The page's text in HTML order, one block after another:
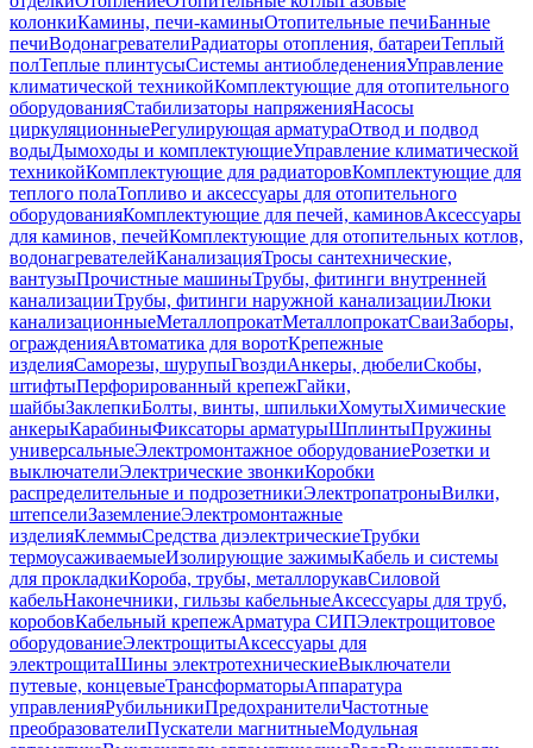
колонкиКамины, печи-каминыОтопительные печиБанные
печиВодонагревателиРадиаторы отопления, батареиТеплый
полТеплые плинтусыСистемы антиобледененияУправление
климатической техникойКомплектующие для отопительного
оборудованияСтабилизаторы напряженияНасосы
циркуляционныеРегулирующая арматураОтвод и подвод
водыДымоходы и комплектующиеУправление климатической
техникойКомплектующие для радиаторовКомплектующие для
теплого полаТопливо и аксессуары для отопительного
оборудованияКомплектующие для печей, каминовАксессуары
для каминов, печейКомплектующие для отопительных котлов,
водонагревателейКанализацияТросы сантехнические,
вантузыПрочистные машиныТрубы, фитинги внутренней
канализацииТрубы, фитинги наружной канализацииЛюки
канализационныеМеталлопрокатМеталлопрокатСваиЗаборы,
огражденияАвтоматика для воротКрепежные
изделияСаморезы, шурупыГвоздиАнкеры, дюбелиСкобы,
штифтыПерфорированный крепежГайки,
шайбыЗаклепкиБолты, винты, шпилькиХомутыХимические
анкерыКарабиныФиксаторы арматурыШплинтыПружины
универсальныеЭлектромонтажное оборудованиеРозетки и
выключателиЭлектрические звонкиКоробки
распределительные и подрозетникиЭлектропатроныВилки,
штепселиЗаземлениеЭлектромонтажные
изделияКлеммыСредства диэлектрическиеТрубки
термоусаживаемыеИзолирующие зажимыКабель и системы
для прокладкиКороба, трубы, металлорукавСиловой
кабельНаконечники, гильзы кабельныеАксессуары для труб,
коробовКабельный крепежАрматура СИПЭлектрощитовое
оборудованиеЭлектрощитыАксессуары для
электрощитаШины электротехническиеВыключатели
путевые, концевыеТрансформаторыАппаратура
управленияРубильникиПредохранителиЧастотные
преобразователиПускатели магнитныеМодульная